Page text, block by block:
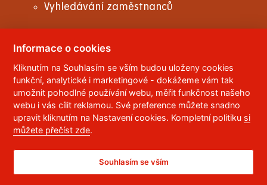
Vyhledávání zaměstnanců
© 2023 Univerzita Pardubice,Studentská 95
532 10 Pardubice 2
Telefon: 466 036 111, 466 036 112, 466 036 113
Správce webu ,RSS
ID datové schránky:
Prohlášení o přístupnosti
Informace o cookies
Kliknutím na Souhlasím se vším budou uloženy cookies
funkční, analytické i marketingové - dokážeme vám tak
umožnit pohodlné používání webu, měřit funkčnost našeho
webu i vás cílit reklamou. Své preference můžete snadno
upravit kliknutím na Nastavení cookies. Kompletní politiku si
můžete přečíst zde.
Souhlasím se vším